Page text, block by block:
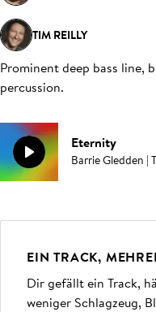
TIM REILLY
Prominent deep bass line,
percussion.
Eternity
Barrie Gledden |
EIN TRACK,
Dir gefällt ein Track,
weniger Schlagzeug,